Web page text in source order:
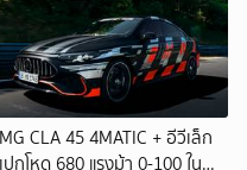
CLA 45 4MATIC + อีวีเล็ก
ปกโหด 680 แรงม้า 0-100 ใน